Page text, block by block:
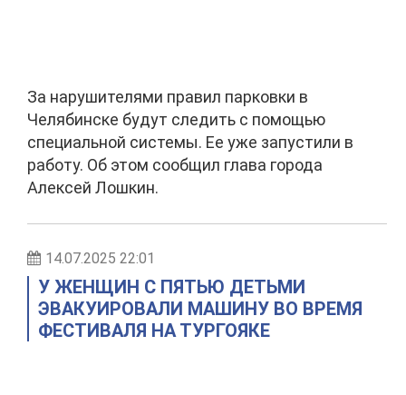
За нарушителями правил парковки в
Челябинске будут следить с помощью
специальной системы. Ее уже запустили в
работу. Об этом сообщил глава города
Алексей Лошкин.
14.07.2025 22:01
У ЖЕНЩИН С ПЯТЬЮ ДЕТЬМИ
ЭВАКУИРОВАЛИ МАШИНУ ВО ВРЕМЯ
ФЕСТИВАЛЯ НА ТУРГОЯКЕ